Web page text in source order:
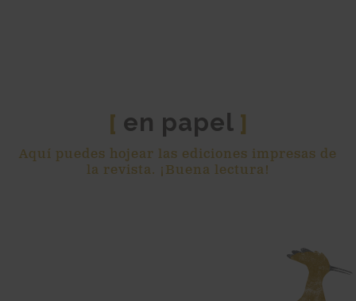
[ en papel ]
Aquí puedes hojear las ediciones impresas de
la revista. ¡Buena lectura!